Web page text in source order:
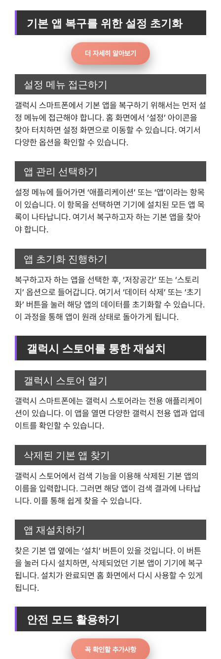
기본 앱 복구를 위한 설정 초기화
더 자세히 알아보기
설정 메뉴 접근하기
갤럭시 스마트폰에서 기본 앱을 복구하기 위해서는 먼저 설
정 메뉴에 접근해야 합니다. 홈 화면에서 ‘설정’ 아이콘을
찾아 터치하면 설정 화면으로 이동할 수 있습니다. 여기서
다양한 옵션을 확인할 수 있습니다.
앱 관리 선택하기
설정 메뉴에 들어가면 ‘애플리케이션’ 또는 ‘앱’이라는 항목
이 있습니다. 이 항목을 선택하면 기기에 설치된 모든 앱 목
록이 나타납니다. 여기서 복구하고자 하는 기본 앱을 찾아
야 합니다.
앱 초기화 진행하기
복구하고자 하는 앱을 선택한 후, ‘저장공간’ 또는 ‘스토리
지’ 옵션으로 들어갑니다. 여기서 ‘데이터 삭제’ 또는 ‘초기
화’ 버튼을 눌러 해당 앱의 데이터를 초기화할 수 있습니다.
이 과정을 통해 앱이 원래 상태로 돌아가게 됩니다.
갤럭시 스토어를 통한 재설치
갤럭시 스토어 열기
갤럭시 스마트폰에는 갤럭시 스토어라는 전용 애플리케이
션이 있습니다. 이 앱을 열면 다양한 갤럭시 전용 앱과 업데
이트를 확인할 수 있습니다.
삭제된 기본 앱 찾기
갤럭시 스토어에서 검색 기능을 이용해 삭제된 기본 앱의
이름을 입력합니다. 그러면 해당 앱이 검색 결과에 나타납
니다. 이를 통해 쉽게 찾을 수 있습니다.
앱 재설치하기
찾은 기본 앱 옆에는 ‘설치’ 버튼이 있을 것입니다. 이 버튼
을 눌러 다시 설치하면, 삭제되었던 기본 앱이 기기에 복구
됩니다. 설치가 완료되면 홈 화면에서 다시 사용할 수 있게
됩니다.
안전 모드 활용하기
꼭 확인할 추가사항